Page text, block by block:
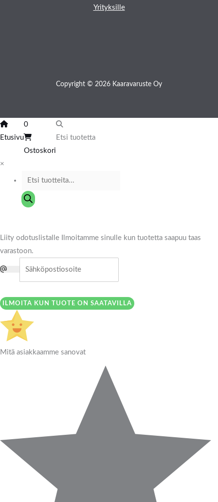
Yrityksille
Copyright © 2026 Kaaravaruste Oy
Etusivu
0
Ostoskori
Etsi tuotetta
×
Liity odotuslistalle
Ilmoitamme sinulle kun tuotetta saapuu taas
varastoon.
ILMOITA KUN TUOTE ON SAATAVILLA
Mitä asiakkaamme sanovat